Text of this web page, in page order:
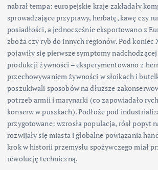
nabrał tempa: europejskie kraje zakładały
sprowadzające przyprawy, herbatę, kawę czy
posiadłości, a jednocześnie eksportowano z
zboża czy ryb do innych regionów. Pod koniec
pojawiły się pierwsze symptomy
produkcji żywności – eksperymentowano z
przechowywaniem żywności w słoikach i
poszukiwali sposobów na dłuższe
potrzeb armii i marynarki (co zapowiadało
konserw w puszkach). Podłoże pod
przygotowane: wzrosła populacja, rósł popyt
rozwijały się miasta i globalne powiązania
krok w historii przemysłu spożywczego miał
rewolucję techniczną.